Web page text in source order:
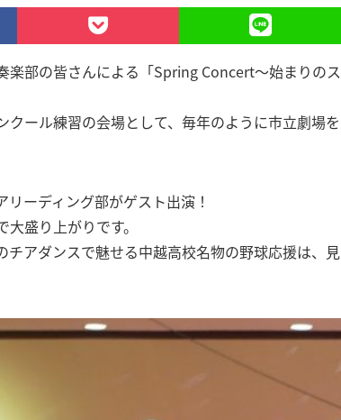
部の皆さんによる「Spring Concert～始まりのス
ール練習の会場として、毎年のように市立劇場を
ーディング部がゲスト出演！
盛り上がりです。
アダンスで魅せる中越高校名物の野球応援は、見